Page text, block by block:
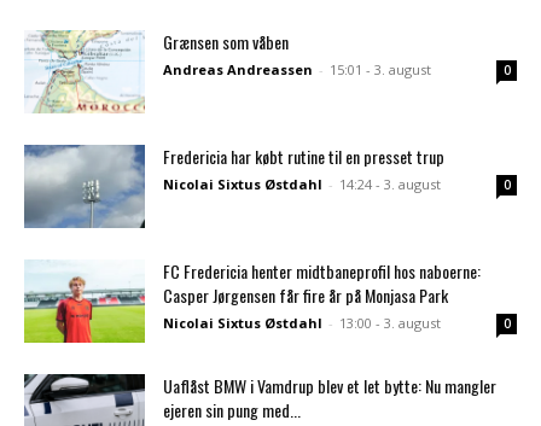
Grænsen som våben
Andreas Andreassen - 15:01 - 3. august 0
Fredericia har købt rutine til en presset trup
Nicolai Sixtus Østdahl - 14:24 - 3. august 0
FC Fredericia henter midtbaneprofil hos naboerne:
Casper Jørgensen får fire år på Monjasa Park
Nicolai Sixtus Østdahl - 13:00 - 3. august 0
Uaflåst BMW i Vamdrup blev et let bytte: Nu mangler
ejeren sin pung med...